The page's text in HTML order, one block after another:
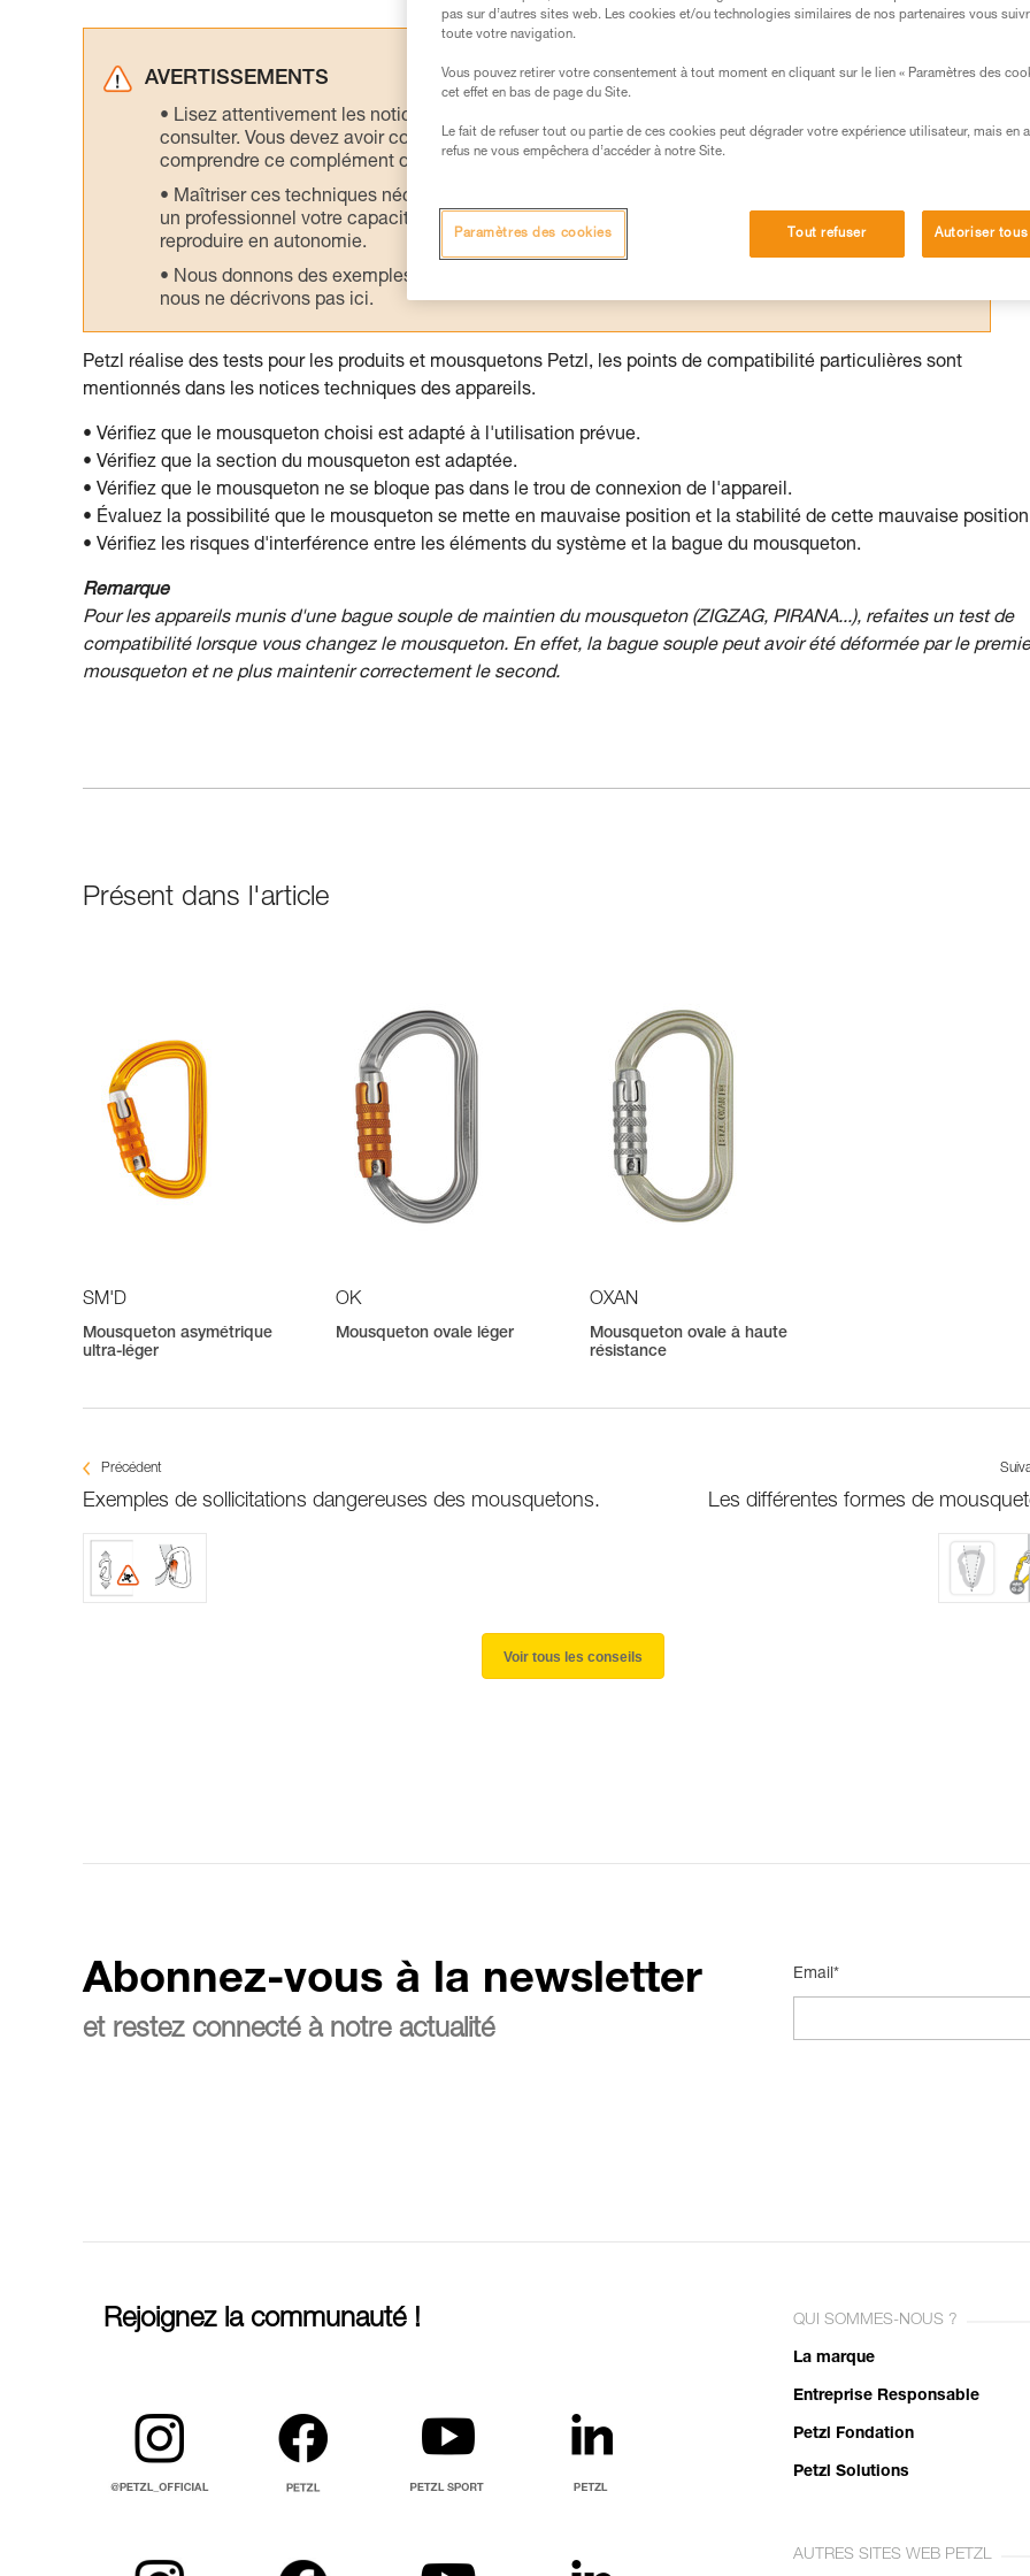
AVERTISSEMENTS
Lisez attentivement les notices techniques des produits utilisés dans ce conseil avant de le
consulter. Vous devez avoir compris les informations de la notice technique pour pouvoir
comprendre ce complément d’informations.
Maîtriser ces techniques nécessite une formation et un entraînement spécifique. Validez avec
un professionnel votre capacité à refaire la manipulation, seul, en toute sécurité, avant de la
reproduire en autonomie.
Nous donnons des exemples de techniques liées à votre activité. Il peut en exister d’autres que
nous ne décrivons pas ici.
Petzl réalise des tests pour les produits et mousquetons Petzl, les points de compatibilité particulières sont
mentionnés dans les notices techniques des appareils.
• Vérifiez que le mousqueton choisi est adapté à l'utilisation prévue.
• Vérifiez que la section du mousqueton est adaptée.
• Vérifiez que le mousqueton ne se bloque pas dans le trou de connexion de l'appareil.
• Évaluez la possibilité que le mousqueton se mette en mauvaise position et la stabilité de cette mauvaise
• Vérifiez les risques d'interférence entre les éléments du système et la bague du mousqueton.
Remarque
Pour les appareils munis d'une bague souple de maintien du mousqueton (ZIGZAG, PIRANA...), refaites un test de
compatibilité lorsque vous changez le mousqueton. En effet, la bague souple peut avoir été déformée par le
mousqueton et ne plus maintenir correctement le second.
Présent dans l'article
SM'D
Mousqueton asymétrique
ultra-léger
OK
Mousqueton ovale léger
OXAN
Mousqueton ovale à haute
résistance
Précédent
Exemples de sollicitations dangereuses des mousquetons. Les différentes formes de
Voir tous les conseils
Abonnez-vous à la newsletter
et restez connecté à notre actualité
Email*
Rejoignez la communauté ! QUI SOMMES-NOUS ?
La marque
Entreprise Responsable
Petzl Fondation
Petzl Solutions
AUTRES SITES WEB PETZL
pas sur d’autres sites web. Les cookies et/ou technologies similaires de nos partenaires vous
toute votre navigation.
Vous pouvez retirer votre consentement à tout moment en cliquant sur le lien « Paramètres des
cet effet en bas de page du Site.
Le fait de refuser tout ou partie de ces cookies peut dégrader votre expérience utilisateur, mais en
refus ne vous empêchera d’accéder à notre Site.
Tout refuser Autoriser
Paramètres des cookies